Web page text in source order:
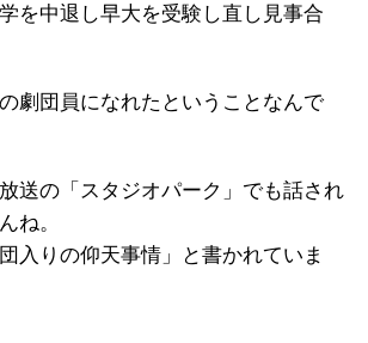
を中退し早大を受験し直し見事合
劇団員になれたということなんで
送の「スタジオパーク」でも話され
ね。
入りの仰天事情」と書かれていま